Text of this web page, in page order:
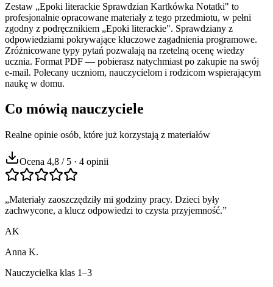
Zestaw „Epoki literackie Sprawdzian Kartkówka Notatki" to
profesjonalnie opracowane materiały z tego przedmiotu, w pełni
zgodny z podręcznikiem „Epoki literackie". Sprawdziany z
odpowiedziami pokrywające kluczowe zagadnienia programowe.
Zróżnicowane typy pytań pozwalają na rzetelną ocenę wiedzy
ucznia. Format PDF — pobierasz natychmiast po zakupie na swój
e-mail. Polecany uczniom, nauczycielom i rodzicom wspierającym
naukę w domu.
Co mówią nauczyciele
Realne opinie osób, które już korzystają z materiałów
Ocena 4,8 / 5 · 4 opinii
„Materiały zaoszczędziły mi godziny pracy. Dzieci były
zachwycone, a klucz odpowiedzi to czysta przyjemność.”
AK
Anna K.
Nauczycielka klas 1–3